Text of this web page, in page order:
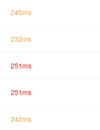
245ms
232ms
251ms
251ms
242ms